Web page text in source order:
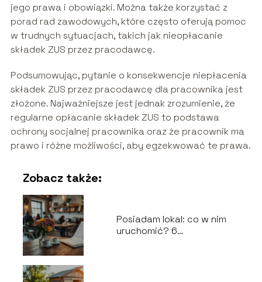
jego prawa i obowiązki. Można także korzystać z
porad rad zawodowych, które często oferują pomoc
w trudnych sytuacjach, takich jak nieopłacanie
składek ZUS przez pracodawcę.
Podsumowując, pytanie o konsekwencje niepłacenia
składek ZUS przez pracodawcę dla pracownika jest
złożone. Najważniejsze jest jednak zrozumienie, że
regularne opłacanie składek ZUS to podstawa
ochrony socjalnej pracownika oraz że pracownik ma
prawo i różne możliwości, aby egzekwować te prawa.
Zobacz także:
Posiadam lokal: co w nim
uruchomić? 6